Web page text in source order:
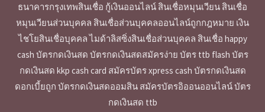
ธนาคารกรุงเทพสินเชื่อ กู้เงินออนไลน์ สินเชื่อหมุนเวียน สินเชื่อ
หมุนเวียนส่วนบุคคล สินเชื่อส่วนบุคคลออนไลน์ถูกกฎหมาย เงิน
ไชโยสินเชื่อบุคคล ไมด้าลิสซิ่งสินเชื่อส่วนบุคคล สินเชื่อ happy
cash บัตรกดเงินสด บัตรกดเงินสดสมัครง่าย บัตร ttb flash บัตร
กดเงินสด kkp cash card สมัครบัตร xpress cash บัตรกดเงินสด
ดอกเบี้ยถูก บัตรกดเงินสดออมสิน สมัครบัตรอิออนออนไลน์ บัตร
กดเงินสด ttb